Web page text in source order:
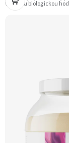
vysokou biologickou